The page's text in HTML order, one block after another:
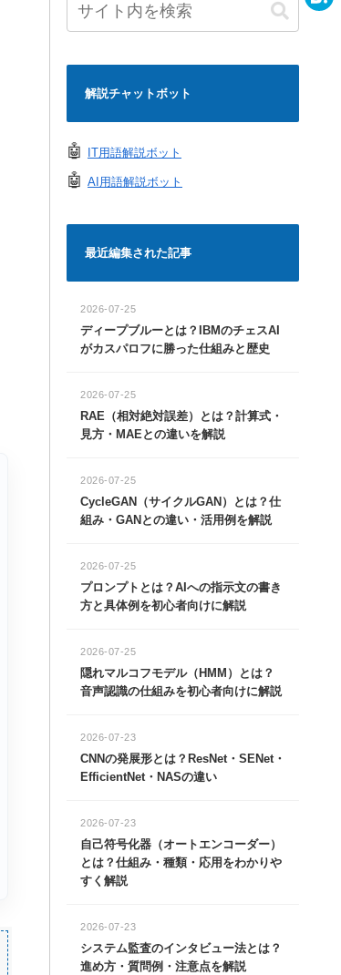
解説チャットボット
🤖 IT用語解説ボット
🤖 AI用語解説ボット
最近編集された記事
ディープブルーとは？IBMのチェスAI
がカスパロフに勝った仕組みと歴史
2026-07-25
RAE（相対絶対誤差）とは？計算式・
見方・MAEとの違いを解説
2026-07-25
CycleGAN（サイクルGAN）とは？仕
組み・GANとの違い・活用例を解説
2026-07-25
プロンプトとは？AIへの指示文の書き
方と具体例を初心者向けに解説
2026-07-25
隠れマルコフモデル（HMM）とは？
音声認識の仕組みを初心者向けに解説
2026-07-25
CNNの発展形とは？ResNet・SENet・
EfficientNet・NASの違い
2026-07-23
自己符号化器（オートエンコーダー）
とは？仕組み・種類・応用をわかりや
すく解説
2026-07-23
システム監査のインタビュー法とは？
進め方・質問例・注意点を解説
2026-07-23
e